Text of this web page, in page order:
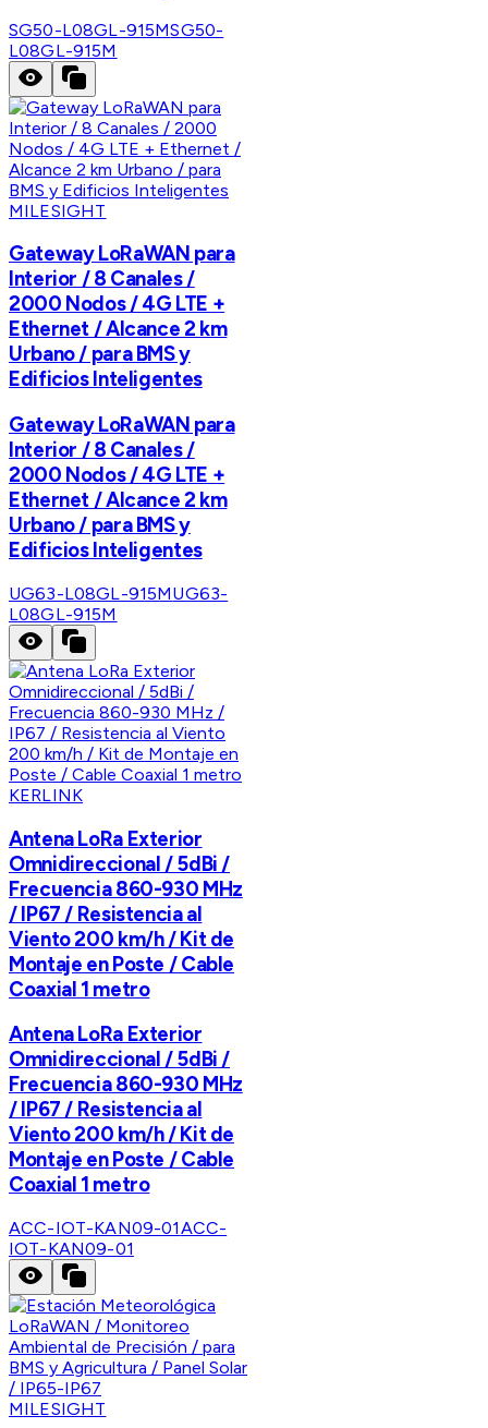
SG50-L08GL-915MSG50-
L08GL-915M
MILESIGHT
Gateway LoRaWAN para
Interior / 8 Canales /
2000 Nodos / 4G LTE +
Ethernet / Alcance 2 km
Urbano / para BMS y
Edificios Inteligentes
Gateway LoRaWAN para
Interior / 8 Canales /
2000 Nodos / 4G LTE +
Ethernet / Alcance 2 km
Urbano / para BMS y
Edificios Inteligentes
UG63-L08GL-915MUG63-
L08GL-915M
KERLINK
Antena LoRa Exterior
Omnidireccional / 5dBi /
Frecuencia 860-930 MHz
/ IP67 / Resistencia al
Viento 200 km/h / Kit de
Montaje en Poste / Cable
Coaxial 1 metro
Antena LoRa Exterior
Omnidireccional / 5dBi /
Frecuencia 860-930 MHz
/ IP67 / Resistencia al
Viento 200 km/h / Kit de
Montaje en Poste / Cable
Coaxial 1 metro
ACC-IOT-KAN09-01ACC-
IOT-KAN09-01
MILESIGHT